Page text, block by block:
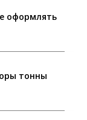
оформлять
тонны